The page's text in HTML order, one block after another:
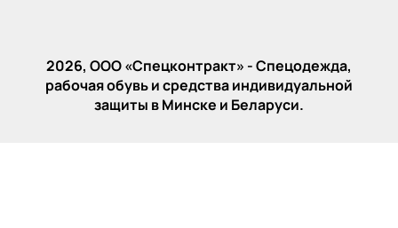
2026, ООО «‎Спецконтракт» - Спецодежда,
рабочая обувь и средства индивидуальной
защиты в Минске и Беларуси.